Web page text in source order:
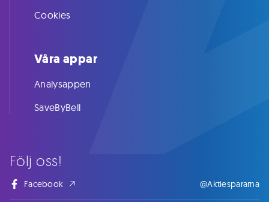
Följ oss!
Facebook @Aktiespararna
Cookies
Våra appar
Analysappen
SaveByBell